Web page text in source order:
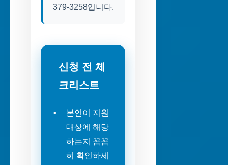
379-3258입니다.
신청 전 체
크리스트
본인이 지원
대상에 해당
하는지 꼼꼼
히 확인하세